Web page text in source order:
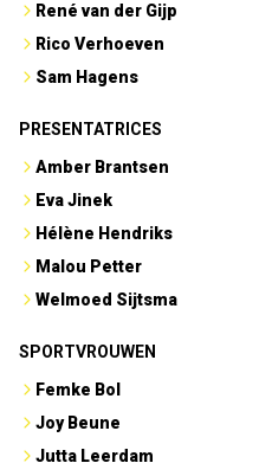
René van der Gijp
Rico Verhoeven
Sam Hagens
PRESENTATRICES
Amber Brantsen
Eva Jinek
Hélène Hendriks
Malou Petter
Welmoed Sijtsma
SPORTVROUWEN
Femke Bol
Joy Beune
Jutta Leerdam